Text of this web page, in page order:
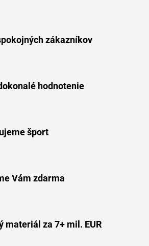
zákazníkov
hodnotenie
šport
Vám zdarma
materiál za 7+ mil. EUR